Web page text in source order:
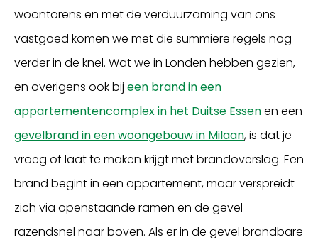
woontorens en met de verduurzaming van ons
vastgoed komen we met die summiere regels nog
verder in de knel. Wat we in Londen hebben gezien,
en overigens ook bij een brand in een
appartementencomplex in het Duitse Essenen een
gevelbrand in een woongebouw in Milaan, is dat je
vroeg of laat te maken krijgt met brandoverslag. Een
brand begint in een appartement, maar verspreidt
zich via openstaande ramen en de gevel
razendsnel naar boven. Als er in de gevel brandbare